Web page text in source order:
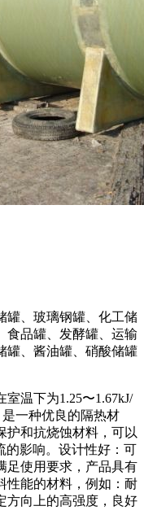
罐、玻璃钢罐、化工储
食品罐、发酵罐、运输
罐、酱油罐、硝酸储罐
温下为1.25〜1.67kJ/
是一种优良的隔热材
护和抗烧蚀材料，可以
的影响。设计性好：可
足使用要求，产品具有
性能的材料，例如：耐
方向上的高强度，良好